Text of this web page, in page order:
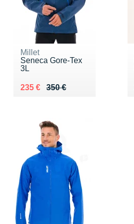
Millet
Seneca Gore-Tex
3L
350 €
Au lieu de 350 €
235 €
Vendu 235 €